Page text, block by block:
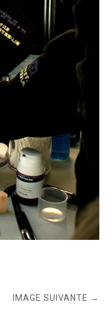
IMAGE SUIVANTE →